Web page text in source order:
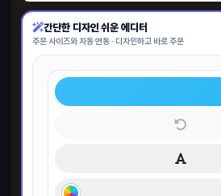
간단한 디자인 쉬운 에디터
주문 사이즈와 자동 연동 · 디자인하고 바로 주문